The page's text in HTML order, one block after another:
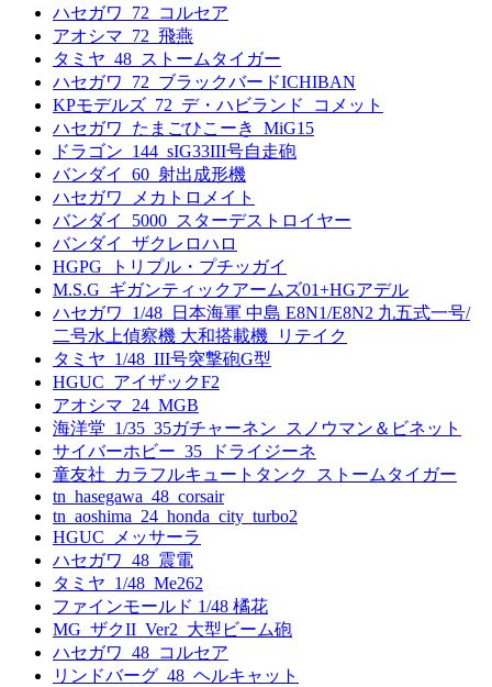
ハセガワ_72_コルセア
アオシマ_72_飛燕
タミヤ_48_ストームタイガー
ハセガワ_72_ブラックバードICHIBAN
KPモデルズ_72_デ・ハビランド_コメット
ハセガワ_たまごひこーき_MiG15
ドラゴン_144_sIG33III号自走砲
バンダイ_60_射出成形機
ハセガワ_メカトロメイト
バンダイ_5000_スターデストロイヤー
バンダイ_ザクレロハロ
HGPG_トリプル・プチッガイ
M.S.G_ギガンティックアームズ01+HGアデル
ハセガワ_1/48_日本海軍 中島 E8N1/E8N2 九五式一号/
二号水上偵察機 大和搭載機_リテイク
タミヤ_1/48_III号突撃砲G型
HGUC_アイザックF2
アオシマ_24_MGB
海洋堂_1/35_35ガチャーネン_スノウマン＆ビネット
サイバーホビー_35_ドライジーネ
童友社_カラフルキュートタンク_ストームタイガー
tn_hasegawa_48_corsair
tn_aoshima_24_honda_city_turbo2
HGUC_メッサーラ
ハセガワ_48_震電
タミヤ_1/48_Me262
ファインモールド 1/48 橘花
MG_ザクII_Ver2_大型ビーム砲
ハセガワ_48_コルセア
リンドバーグ_48_ヘルキャット